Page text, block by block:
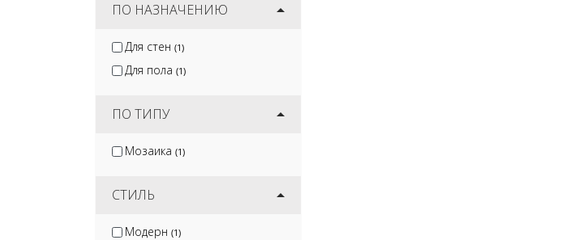
ПО НАЗНАЧЕНИЮ
Для стен (1)
Для пола (1)
ПО ТИПУ
Мозаика (1)
СТИЛЬ
Модерн (1)